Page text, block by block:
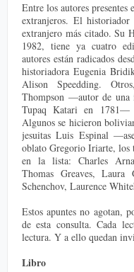
Entre los autores presentes
extranjeros. El
extranjero más citado. Su
1982, tiene ya cuatro
autores están radicados
historiadora Eugenia
Alison Speedding.
Thompson —autor de una
Tupaq Katari en 1781—
Algunos se hicieron
jesuitas Luis Espinal
oblato Gregorio Iriarte, los
en la lista: Charles
Thomas Greaves,
Schenchov, Laurence
Estos apuntes no agotan,
de esta consulta. Cada
lectura. Y a ello quedan
Libro